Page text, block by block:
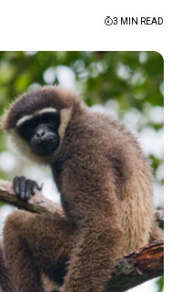
3 MIN READ